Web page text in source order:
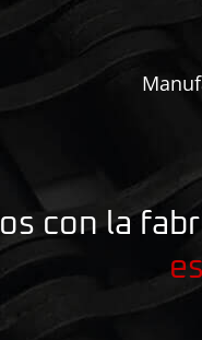
con la